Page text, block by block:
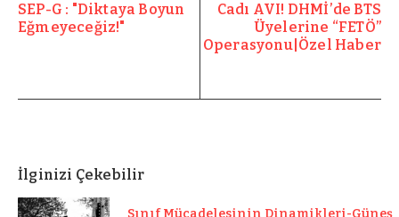
SEP-G : "Diktaya Boyun
Eğmeyeceğiz!"
Cadı AVI! DHMİ’de BTS
Üyelerine “FETÖ”
Operasyonu|Özel Haber
İlginizi Çekebilir
Sınıf Mücadelesinin Dinamikleri-Güneş